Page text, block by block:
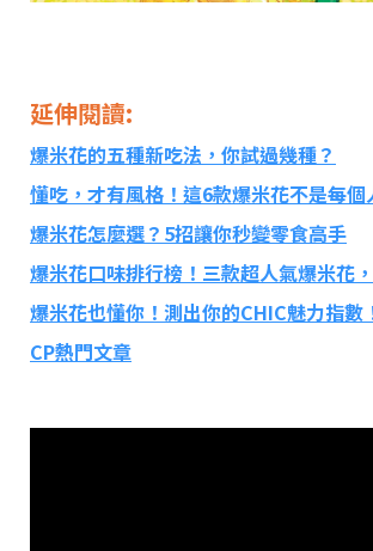
延伸閱讀:
爆米花的五種新吃法，你試過幾種？
懂吃，才有風格！這6款爆米花不是每個
爆米花怎麼選？ 5招讓你秒變零食高手
爆米花口味排行榜！三款超人氣爆米花
爆米花也懂你！測出你的CHIC魅力指數
CP熱門文章